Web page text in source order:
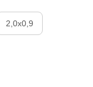
2,0х0,9